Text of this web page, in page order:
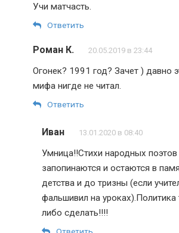
Учи матчасть.
Ответить
Роман К. 20.05.2019 в 23:44
Огонек? 1991 год? Зачет ) давно
мифа нигде не читал.
Ответить
Иван 13.01.2020 в 08:40
Умница!!Стихи народных поэтов
запопинаются и остаются в
детства и до тризны (если
фальшивил на уроках).Политика
либо сделать!!!!
Ответить